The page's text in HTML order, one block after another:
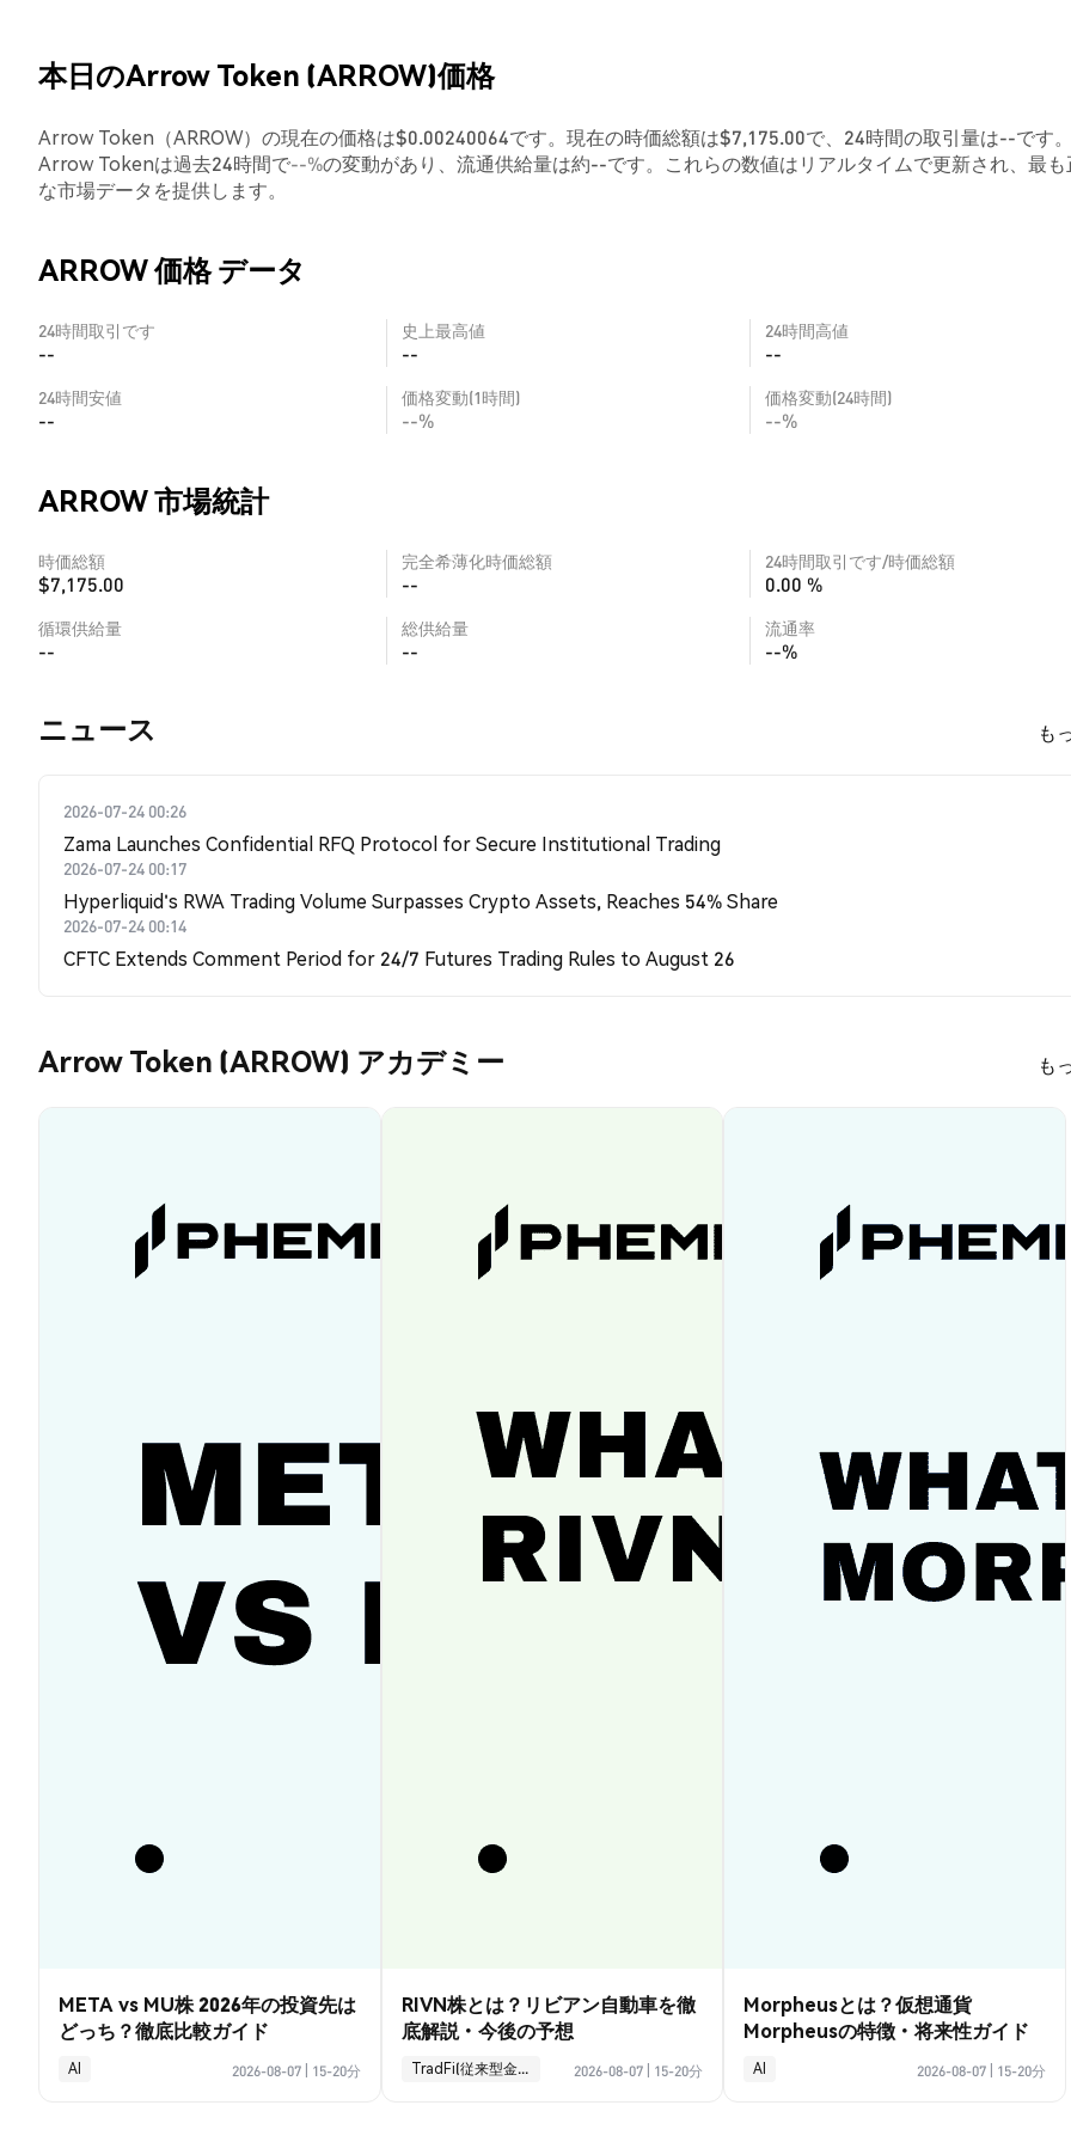
本日のArrow Token (ARROW)価格
Arrow Token（ARROW）の現在の価格は$0.00240064です。現在の時価総額は$7,175.00で、24時間の取引量は--です。
Arrow Tokenは過去24時間で--%の変動があり、流通供給量は約--です。これらの数値はリアルタイムで更新され、最も
な市場データを提供します。
ARROW 価格 データ
24時間取引です
--
史上最高値
--
24時間高値
--
24時間安値
--
価格変動(1時間)
--%
価格変動(24時間)
--%
ARROW 市場統計
時価総額
$7,175.00
完全希薄化時価総額
--
24時間取引です/時価総額
0.00 %
循環供給量
--
総供給量
--
流通率
--%
​​ニュース​​ も
2026-07-24 00:26
Zama Launches Confidential RFQ Protocol for Secure Institutional Trading
2026-07-24 00:17
Hyperliquid's RWA Trading Volume Surpasses Crypto Assets, Reaches 54% Share
2026-07-24 00:14
CFTC Extends Comment Period for 24/7 Futures Trading Rules to August 26
Arrow Token (ARROW) アカデミー も
META vs MU株 2026年の投資先は
どっち？徹底比較ガイド
AI 2026-08-07 15-20分
RIVN株とは？リビアン自動車を徹
底解説・今後の予想
TradFi(従来型金融) 2026-08-07 15-20分
Morpheusとは？仮想通貨
Morpheusの特徴・将来性ガイド
AI 2026-08-07 15-20分